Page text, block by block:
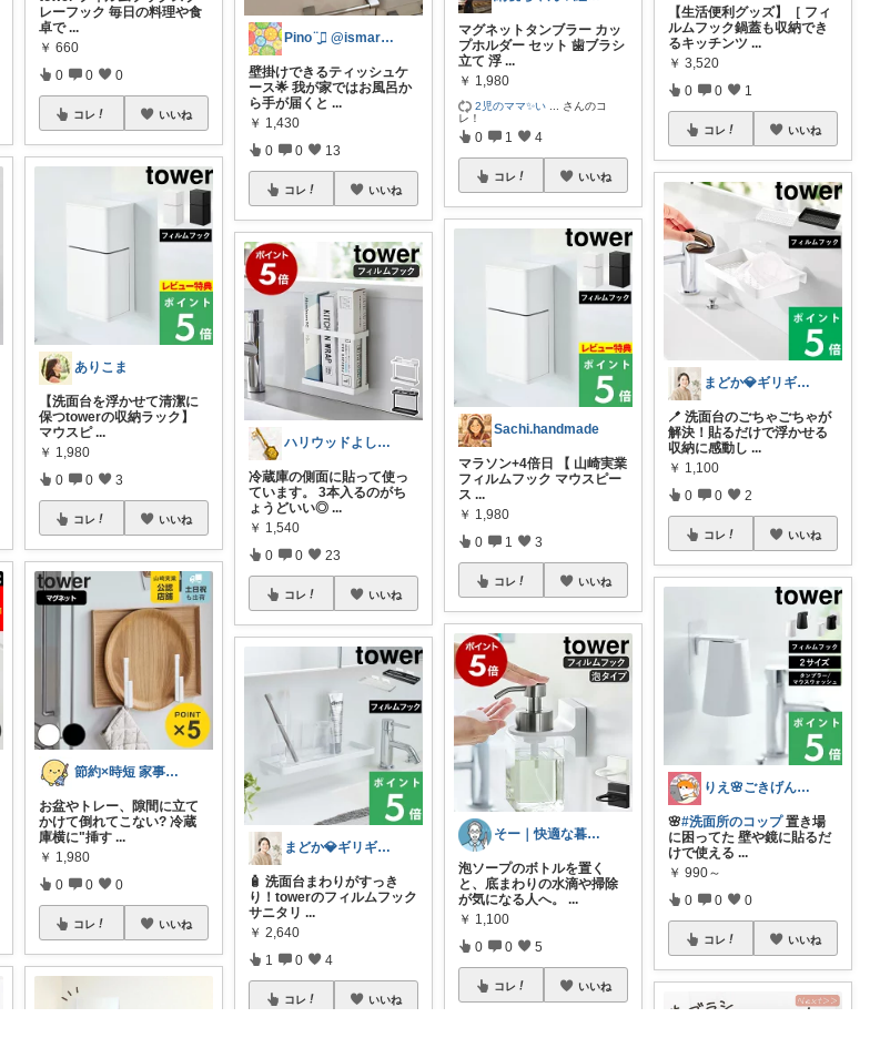
レーフック 毎日の料理や食
卓で ...
￥ 660
0 0 0
コレ いいね
ありこま
【洗面台を浮かせて清潔に
保つtowerの収納ラック】
マウスピ ...
￥ 1,980
0 0 3
コレ いいね
節約×時短 家事雑貨ROOM
お盆やトレー、隙間に立て
かけて倒れてこない? 冷蔵
庫横に"挿す ...
￥ 1,980
0 0 0
コレ いいね
Pino¨̮⃝ @ismart_pine
壁掛けできるティッシュケ
ース🌟 我が家ではお風呂か
ら手が届くと ...
￥ 1,430
0 0 13
コレ いいね
ハリウッドよしだ⭐️コレクション整理中
冷蔵庫の側面に貼って使っ
ています。 3本入るのがち
ょうどいい◎ ...
￥ 1,540
0 0 23
コレ いいね
まどか💎ギリギリアラサーOL
🧴 洗面台まわりがすっき
り！towerのフィルムフック
サニタリ ...
￥ 2,640
1 0 4
コレ いいね
マグネットタンブラー カッ
プホルダー セット 歯ブラシ
立て 浮 ...
￥ 1,980
2児のママ✨い
さんのコ
レ！
0 1 4
コレ いいね
Sachi.handmade
マラソン+4倍日 【 山崎実業
フィルムフック マウスピー
ス ...
￥ 1,980
0 1 3
コレ いいね
そー｜快適な暮らし
泡ソープのボトルを置く
と、底まわりの水滴や掃除
が気になる人へ。
...
￥ 1,100
0 0 5
コレ いいね
【生活便利グッズ】［ フィ
ルムフック鍋蓋も収納でき
るキッチンツ ...
￥ 3,520
0 0 1
コレ いいね
まどか💎ギリギリアラサーOL
🪥 洗面台のごちゃごちゃが
解決！貼るだけで浮かせる
収納に感動し ...
￥ 1,100
0 0 2
コレ いいね
りえ🌸ごきげんな暮らし🏠🌿
🌸#洗面所のコップ置き場
に困ってた 壁や鏡に貼るだ
けで使える ...
￥ 990～
0 0 0
コレ いいね